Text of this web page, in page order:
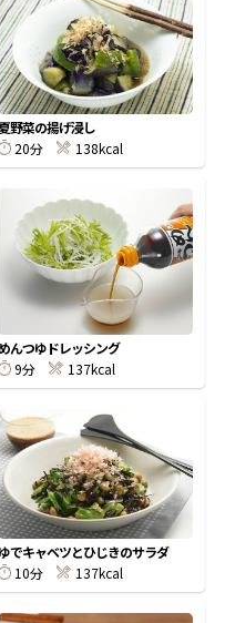
楽チン鍋®
ストレートつゆ
『氷熟®』
蒸し
野菜の揚げ浸し
20分
138kcal
んつゆドレッシング
9分
137kcal
ゆでキャベツとひじきのサラダ
10分
137kcal